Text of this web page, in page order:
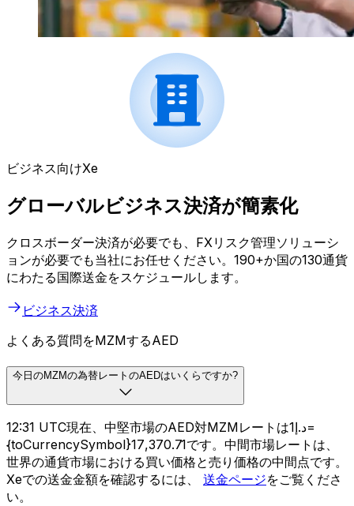
ビジネス向けXe
グローバルビジネス決済が簡素化
クロスボーダー決済が必要でも、FXリスク管理ソリューシ
ョンが必要でも当社にお任せください。190+か国の130通貨
にわたる国際送金をスケジュールします。
ビジネス決済
よくある質問をMZMするAED
今日のMZMの為替レートのAEDはいくらですか?
12:31 UTC現在、中堅市場のAED対MZMレートはد.إ1=
{toCurrencySymbol}17,370.71です。中間市場レートは、
世界の通貨市場における買い価格と売り価格の中間点です。
Xeでの送金金額を確認するには、 送金ページをご覧くださ
い。